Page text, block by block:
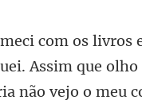
não vejo o meu